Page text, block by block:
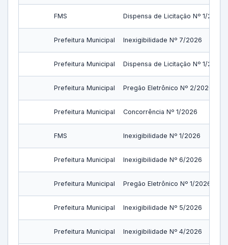
FMS Dispensa de Licitação Nº 1/2026
Prefeitura Municipal Inexigibilidade Nº 7/2026
Prefeitura Municipal Dispensa de Licitação Nº 1/2026
Prefeitura Municipal Pregão Eletrônico Nº 2/2026
Prefeitura Municipal Concorrência Nº 1/2026
FMS Inexigibilidade Nº 1/2026
Prefeitura Municipal Inexigibilidade Nº 6/2026
Prefeitura Municipal Pregão Eletrônico Nº 1/2026
Prefeitura Municipal Inexigibilidade Nº 5/2026
Prefeitura Municipal Inexigibilidade Nº 4/2026